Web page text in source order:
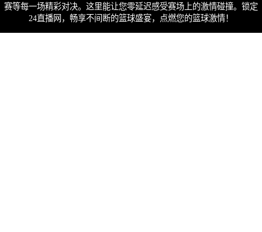
赛等每一场精彩对决。这里能让您零延迟感受赛场上的激情碰撞。锁定
24直播网，畅享不间断的篮球盛宴，点燃您的篮球激情！